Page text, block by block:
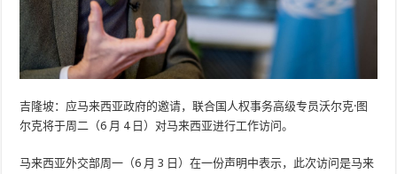
吉隆坡：应马来西亚政府的邀请，联合国人权事务高级专员沃尔克·图
尔克将于周二（6 月 4 日）对马来西亚进行工作访问。
马来西亚外交部周一（6 月 3 日）在一份声明中表示，此次访问是马来